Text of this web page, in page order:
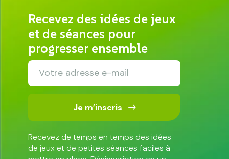
Recevez des idées de jeux
et de séances pour
progresser ensemble
Je m’inscris
Recevez de temps en temps des idées
de jeux et de petites séances faciles à